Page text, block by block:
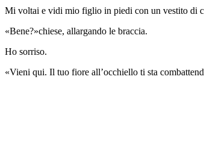
Mi voltai e vidi mio figlio in piedi con un vestito di
«Bene?»chiese, allargando le braccia.
Ho sorriso.
«Vieni qui. Il tuo fiore all’occhiello ti sta